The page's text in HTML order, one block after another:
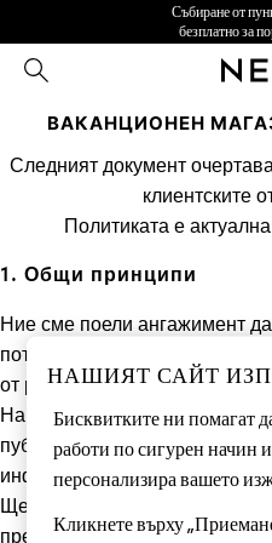
Пропускане към основното
Събиране от
безплатно за
Ние
ВАКАНЦИОНЕН
HOLIDAY SHOP
Women's Holiday Shop
All Swimwear
Bags & Accessories
Beach Dresses &
Flip Flops
Jumpsuits & Playsuits
Shorts
Следният документ
клиентските
Политиката е
1. Общи принципи
Ние сме поели ангажимент
потребителите точна и
от реални преживявания.
Нашата политика забранява
публикуването на фалшиви
информация за
Ще предприемем разумни и
предотвратяване и
НАШИЯТ САЙТ
Бисквитките ни помагат
работи по сигурен начин
персонализира вашето
Кликнете върху